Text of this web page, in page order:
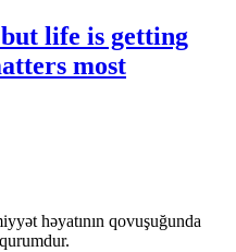
life is getting
most
həyatının qovuşuğunda